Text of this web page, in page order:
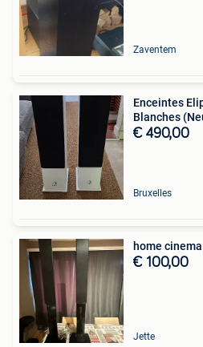
Zaventem
Enceintes
Blanches
€ 490,00
Bruxelles
home
€ 100,00
Jette